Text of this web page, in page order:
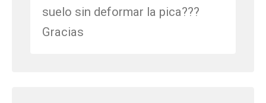
suelo sin deformar la pica???
Gracias